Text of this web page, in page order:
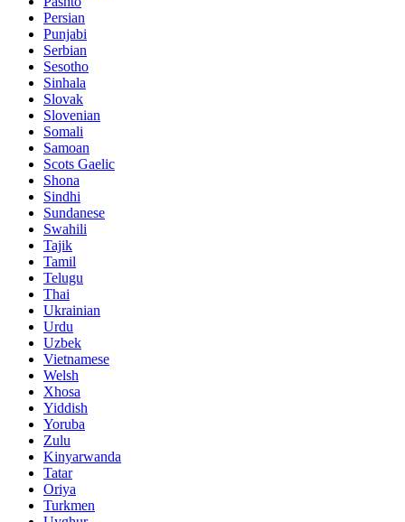
Persian
Punjabi
Serbian
Sesotho
Sinhala
Slovak
Slovenian
Somali
Samoan
Scots Gaelic
Shona
Sindhi
Sundanese
Swahili
Tajik
Tamil
Telugu
Thai
Ukrainian
Urdu
Uzbek
Vietnamese
Welsh
Xhosa
Yiddish
Yoruba
Zulu
Kinyarwanda
Tatar
Oriya
Turkmen